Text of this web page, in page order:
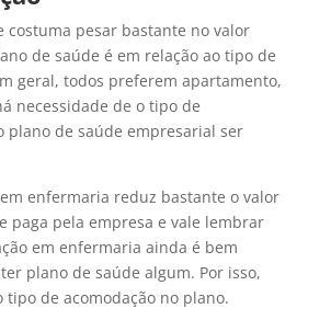
costuma pesar bastante no valor
de saúde é em relação ao tipo de
geral, todos preferem apartamento,
necessidade de o tipo de
plano de saúde empresarial ser
enfermaria reduz bastante o valor
paga pela empresa e vale lembrar
em enfermaria ainda é bem
plano de saúde algum. Por isso,
tipo de acomodação no plano.